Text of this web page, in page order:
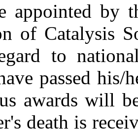
appointed by
of Catalysis
to
passed
awards will
death is